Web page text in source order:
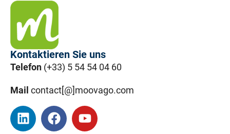
Kontaktieren Sie uns
Telefon (+33) 5 54 54 04 60
Mail contact[@]moovago.com